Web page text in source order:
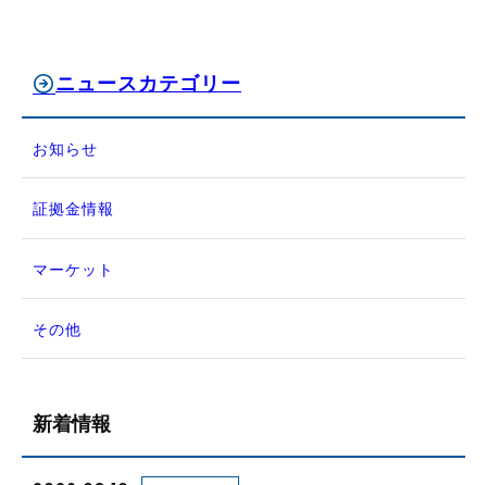
ニュースカテゴリー
お知らせ
証拠金情報
マーケット
その他
新着情報